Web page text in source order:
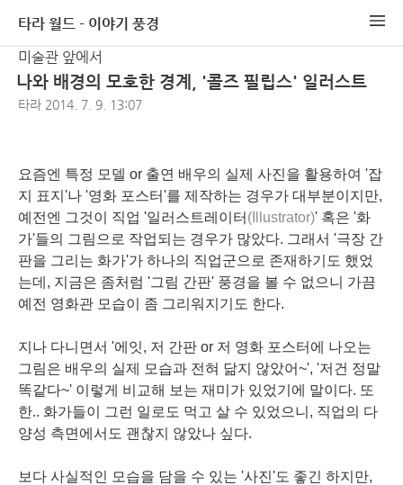
타라 월드 - 이야기 풍경
미술관 앞에서
나와 배경의 모호한 경계, '콜즈 필립스' 일러스트
타라 2014. 7. 9. 13:07
요즘엔 특정 모델 or 출연 배우의 실제 사진을 활용하여 '잡
지 표지'나 '영화 포스터'를 제작하는 경우가 대부분이지만,
예전엔 그것이 직업 '일러스트레이터 (Illustrator)' 혹은 '화
가'들의 그림으로 작업되는 경우가 많았다. 그래서 '극장 간
판을 그리는 화가'가 하나의 직업군으로 존재하기도 했었
는데, 지금은 좀처럼 '그림 간판' 풍경을 볼 수 없으니 가끔
예전 영화관 모습이 좀 그리워지기도 한다.
지나 다니면서 '에잇, 저 간판 or 저 영화 포스터에 나오는
그림은 배우의 실제 모습과 전혀 닮지 않았어~', '저건 정말
똑같다~' 이렇게 비교해 보는 재미가 있었기에 말이다. 또
한.. 화가들이 그런 일로도 먹고 살 수 있었으니, 직업의 다
양성 측면에서도 괜찮지 않았나 싶다.
보다 사실적인 모습을 담을 수 있는 '사진'도 좋긴 하지만,